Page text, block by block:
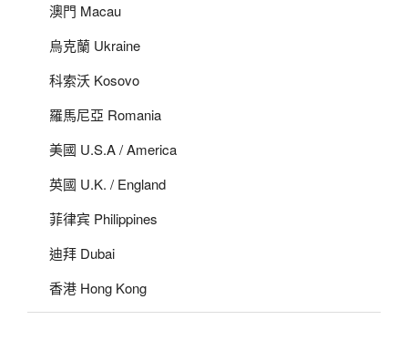
澳門 Macau
烏克蘭 Ukraine
科索沃 Kosovo
羅馬尼亞 Romania
美國 U.S.A / America
英國 U.K. / England
菲律宾 Philippines
迪拜 Dubai
香港 Hong Kong